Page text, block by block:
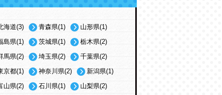
海道(3) 青森県(1)
山形県(1)
島県(1)
茨城県(1)
栃木県(2)
馬県(2)
埼玉県(2)
千葉県(2)
京都(1)
神奈川県(2)
新潟県(1)
山県(2)
石川県(1)
山梨県(2)